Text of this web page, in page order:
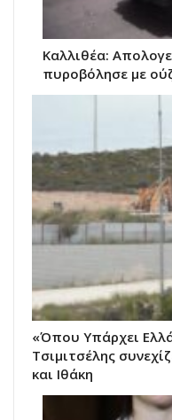
Καλλιθέα:
πυροβόλησε με
«Όπου Υπάρχει
Τσιμιτσέλης
και Ιθάκη